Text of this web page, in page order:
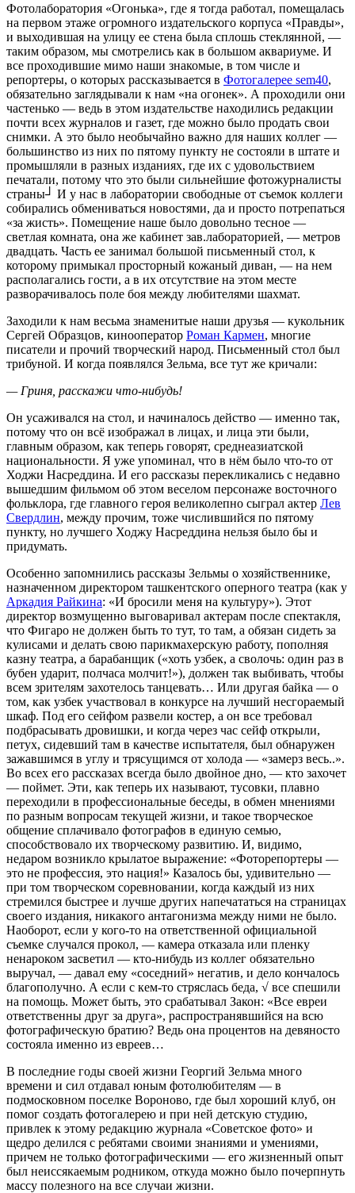
Фотолаборатория «Огонька», где я тогда работал, помещалась
на первом этаже огромного издательского корпуса «Правды»,
и выходившая на улицу ее стена была сплошь стеклянной, —
таким образом, мы смотрелись как в большом аквариуме. И
все проходившие мимо наши знакомые, в том числе и
репортеры, о которых рассказывается в Фотогалерее sem40,
обязательно заглядывали к нам «на огонек». А проходили они
частенько — ведь в этом издательстве находились редакции
почти всех журналов и газет, где можно было продать свои
снимки. А это было необычайно важно для наших коллег —
большинство из них по пятому пункту не состояли в штате и
промышляли в разных изданиях, где их с удовольствием
печатали, потому что это были сильнейшие фотожурналисты
страны┘ И у нас в лаборатории свободные от съемок коллеги
собирались обмениваться новостями, да и просто потрепаться
«за жисть». Помещение наше было довольно тесное —
светлая комната, она же кабинет зав.лабораторией, — метров
двадцать. Часть ее занимал большой письменный стол, к
которому примыкал просторный кожаный диван, — на нем
располагались гости, а в их отсутствие на этом месте
разворачивалось поле боя между любителями шахмат.
Заходили к нам весьма знаменитые наши друзья — кукольник
Сергей Образцов, кинооператор Роман Кармен, многие
писатели и прочий творческий народ. Письменный стол был
трибуной. И когда появлялся Зельма, все тут же кричали:
— Гриня, расскажи что-нибудь!
Он усаживался на стол, и начиналось действо — именно так,
потому что он всё изображал в лицах, и лица эти были,
главным образом, как теперь говорят, среднеазиатской
национальности. Я уже упоминал, что в нём было что-то от
Ходжи Насреддина. И его рассказы перекликались с недавно
вышедшим фильмом об этом веселом персонаже восточного
фольклора, где главного героя великолепно сыграл актер Лев
Свердлин, между прочим, тоже числившийся по пятому
пункту, но лучшего Ходжу Насреддина нельзя было бы и
придумать.
Особенно запомнились рассказы Зельмы о хозяйственнике,
назначенном директором ташкентского оперного театра (как у
Аркадия Райкина: «И бросили меня на культуру»). Этот
директор возмущенно выговаривал актерам после спектакля,
что Фигаро не должен быть то тут, то там, а обязан сидеть за
кулисами и делать свою парикмахерскую работу, пополняя
казну театра, а барабанщик («хоть узбек, а сволочь: один раз в
бубен ударит, полчаса молчит!»), должен так выбивать, чтобы
всем зрителям захотелось танцевать… Или другая байка — о
том, как узбек участвовал в конкурсе на лучший несгораемый
шкаф. Под его сейфом развели костер, а он все требовал
подбрасывать дровишки, и когда через час сейф открыли,
петух, сидевший там в качестве испытателя, был обнаружен
зажавшимся в углу и трясущимся от холода — «замерз весь..».
Во всех его рассказах всегда было двойное дно, — кто захочет
— поймет. Эти, как теперь их называют, тусовки, плавно
переходили в профессиональные беседы, в обмен мнениями
по разным вопросам текущей жизни, и такое творческое
общение сплачивало фотографов в единую семью,
способствовало их творческому развитию. И, видимо,
недаром возникло крылатое выражение: «Фоторепортеры —
это не профессия, это нация!» Казалось бы, удивительно —
при том творческом соревновании, когда каждый из них
стремился быстрее и лучше других напечататься на страницах
своего издания, никакого антагонизма между ними не было.
Наоборот, если у кого-то на ответственной официальной
съемке случался прокол, — камера отказала или пленку
ненароком засветил — кто-нибудь из коллег обязательно
выручал, — давал ему «соседний» негатив, и дело кончалось
благополучно. А если с кем-то стряслась беда, √ все спешили
на помощь. Может быть, это срабатывал Закон: «Все евреи
ответственны друг за друга», распространявшийся на всю
фотографическую братию? Ведь она процентов на девяносто
состояла именно из евреев…
В последние годы своей жизни Георгий Зельма много
времени и сил отдавал юным фотолюбителям — в
подмосковном поселке Вороново, где был хороший клуб, он
помог создать фотогалерею и при ней детскую студию,
привлек к этому редакцию журнала «Советское фото» и
щедро делился с ребятами своими знаниями и умениями,
причем не только фотографическими — его жизненный опыт
был неиссякаемым родником, откуда можно было почерпнуть
массу полезного на все случаи жизни.